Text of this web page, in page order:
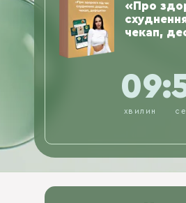
«Про
чекап,
хвилин